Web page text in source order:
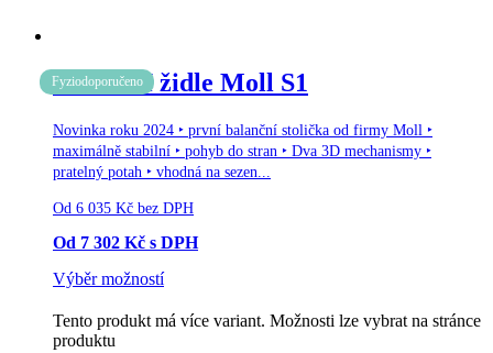
Fyziodoporučeno
Balanční židle Moll S1
Novinka roku 2024 ‣ první balanční stolička od firmy Moll ‣
maximálně stabilní ‣ pohyb do stran ‣ Dva 3D mechanismy ‣
pratelný potah ‣ vhodná na sezen...
Od 6 035 Kč bez DPH
Od 7 302 Kč s DPH
Výběr možností
Tento produkt má více variant. Možnosti lze vybrat na stránce
produktu